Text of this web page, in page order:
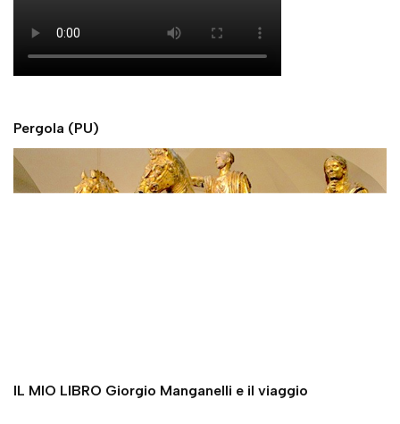
Pergola (PU)
IL MIO LIBRO Giorgio Manganelli e il viaggio